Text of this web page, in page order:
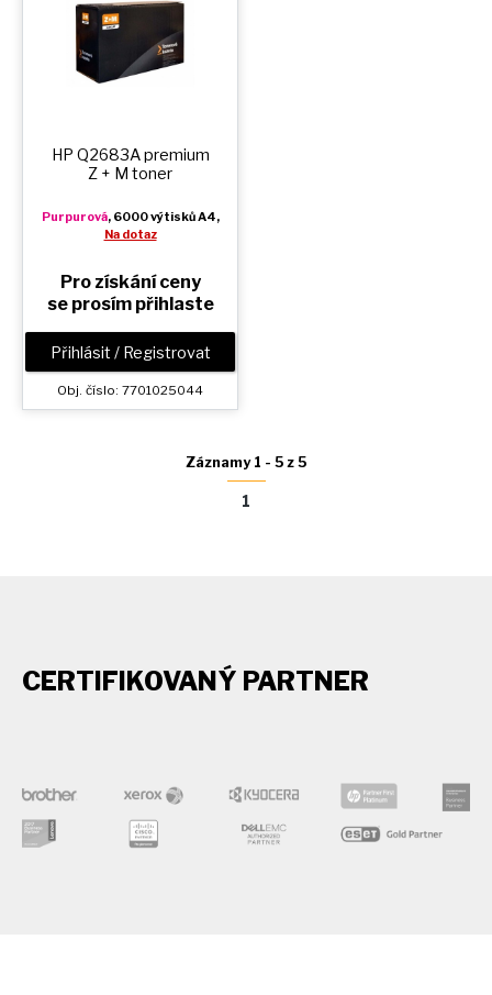
HP Q2683A premium
Z + M toner
Purpurová, 6000 výtisků A4,
Na dotaz
Pro získání ceny
se prosím přihlaste
Přihlásit / Registrovat
Obj. číslo: 7701025044
Záznamy 1 - 5 z 5
1
CERTIFIKOVANÝ PARTNER